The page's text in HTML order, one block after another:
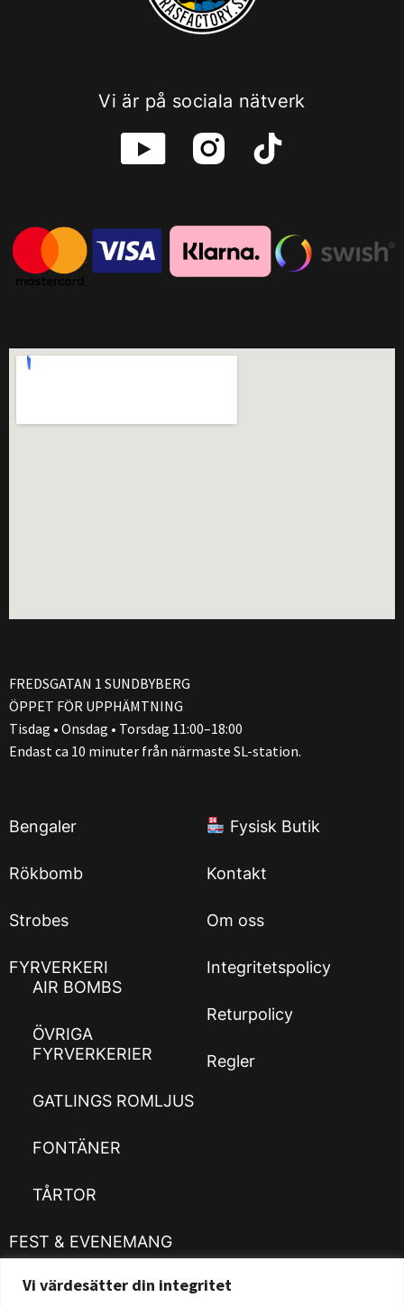
Vi värdesätter din integritet
Vi är på sociala nätverk
FREDSGATAN 1 SUNDBYBERG
ÖPPET FÖR UPPHÄMTNING
Tisdag • Onsdag • Torsdag 11:00–18:00
Endast ca 10 minuter från närmaste SL-station.
Bengaler
Rökbomb
Strobes
FYRVERKERI
AIR BOMBS
ÖVRIGA
FYRVERKERIER
GATLINGS ROMLJUS
FONTÄNER
TÅRTOR
FEST & EVENEMANG
Kläder
Fysisk Butik
Kontakt
Om oss
Integritetspolicy
Returpolicy
Regler